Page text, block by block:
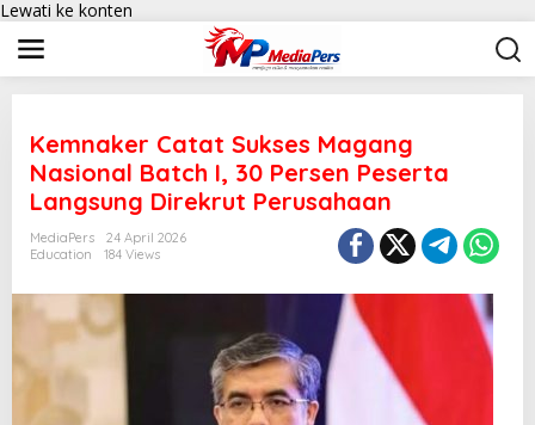
Lewati ke konten
Kemnaker Catat Sukses Magang
Nasional Batch I, 30 Persen Peserta
Langsung Direkrut Perusahaan
MediaPers
24 April 2026
Education
184 Views